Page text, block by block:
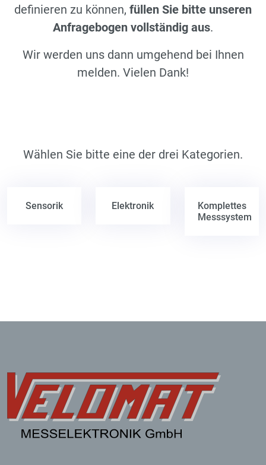
definieren zu können, füllen Sie bitte unseren
Anfragebogen vollständig aus.
Wir werden uns dann umgehend bei Ihnen
melden. Vielen Dank!
Wählen Sie bitte eine der drei Kategorien.
Sensorik Elektronik
Komplettes
Messsystem